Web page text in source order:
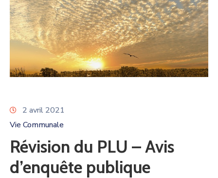
2 avril 2021
Vie Communale
Révision du PLU – Avis
d’enquête publique